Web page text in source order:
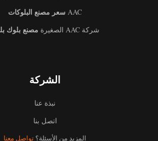
AACسعر مصنع البلوكات
شركة AAC الصغيرة مصنع بلوك بلوك
الشركة
نبذة عنا
اتصل بنا
المزيد من الأسئلة؟تواصل معنا